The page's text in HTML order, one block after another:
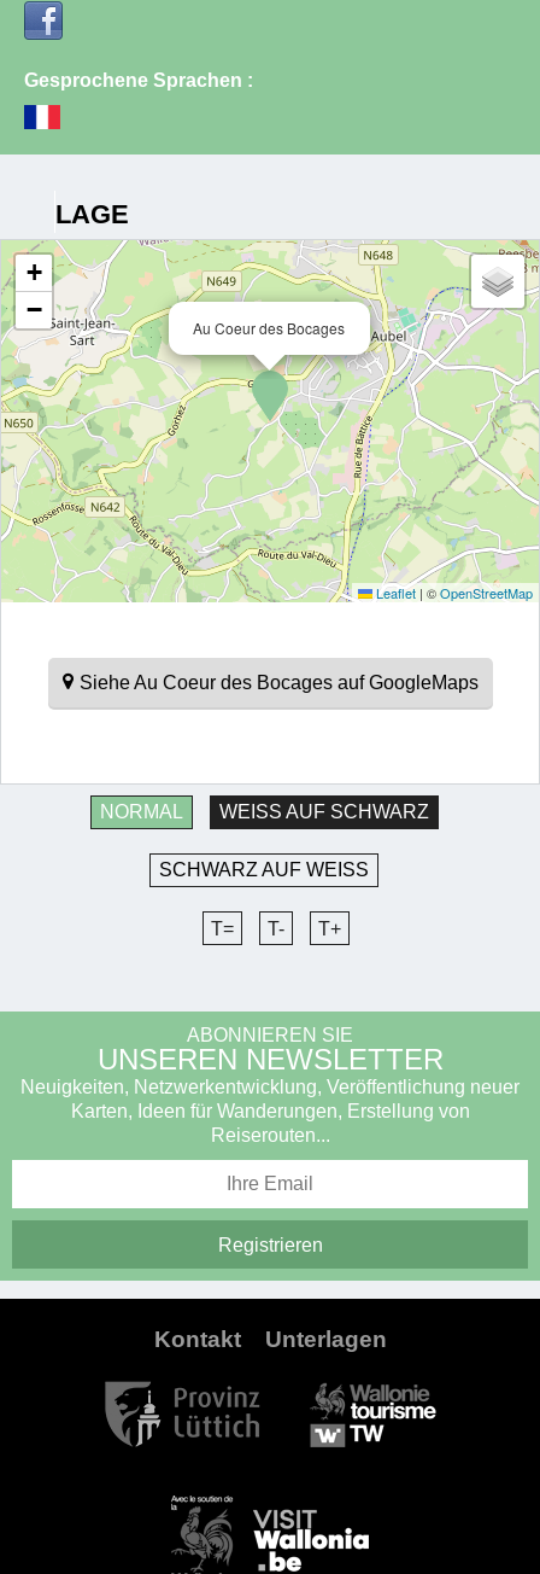
Gesprochene Sprachen :
LAGE
Au Coeur des Bocages
+
−
Leaflet | ©OpenStreetMap
Siehe Au Coeur des Bocages auf GoogleMaps
NORMAL WEISS AUF SCHWARZ
SCHWARZ AUF WEISS
T= T- T+
ABONNIEREN SIE
UNSEREN NEWSLETTER
Neuigkeiten, Netzwerkentwicklung, Veröffentlichung neuer
Karten, Ideen für Wanderungen, Erstellung von
Reiserouten...
Kontakt Unterlagen